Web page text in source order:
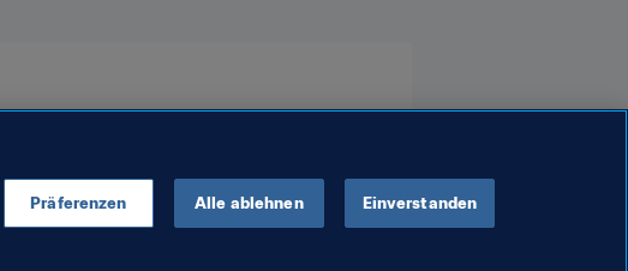
Präferenzen Alle ablehnen Einverstanden